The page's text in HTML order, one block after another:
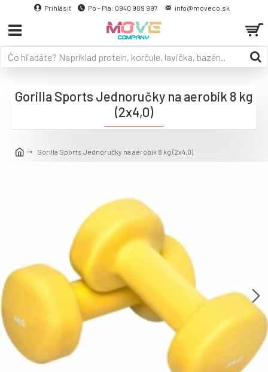
Prihlásiť Po - Pia: 0940 989 997 info@moveco.sk
Gorilla Sports Jednoručky na aerobik 8 kg (2x4,0)
Gorilla Sports Jednoručky na aerobik 8 kg
(2x4,0)